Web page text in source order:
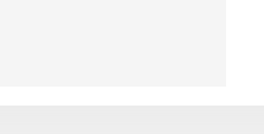
Hotýlek a Hana.